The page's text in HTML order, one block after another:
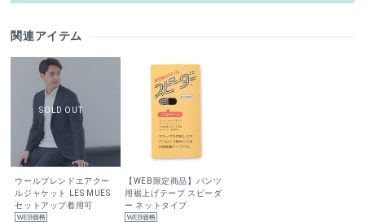
関連アイテム
ウールブレンドエアクー
ルジャケット LES MUES
セットアップ着用可
【WEB限定商品】パンツ
用裾上げテープ スピーダ
ー ネットタイプ